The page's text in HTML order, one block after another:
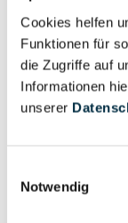
Cookies helfen
Funktionen für
die Zugriffe auf
Informationen
unserer
Notwendig
Eigentums-